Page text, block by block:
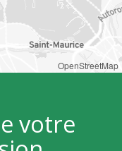
OpenStreetMap
votre